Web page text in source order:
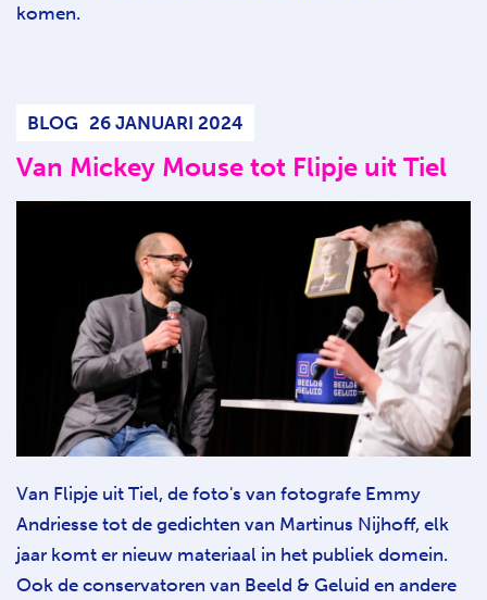
komen.
BLOG 26 JANUARI 2024
Van Mickey Mouse tot Flipje uit Tiel
Van Flipje uit Tiel, de foto's van fotografe Emmy
Andriesse tot de gedichten van Martinus Nijhoff, elk
jaar komt er nieuw materiaal in het publiek domein.
Ook de conservatoren van Beeld & Geluid en andere